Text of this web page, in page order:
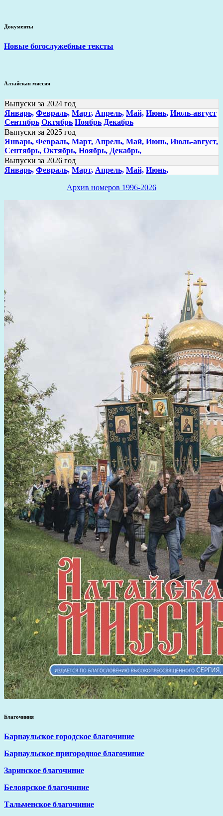
Документы
Новые богослужебные тексты
Алтайская миссия
Выпуски за 2024 год
Январь, Февраль, Март, Апрель, Май, Июнь, Июль-август
Сентябрь Октябрь Ноябрь Декабрь
Выпуски за 2025 год
Январь, Февраль, Март, Апрель, Май, Июнь, Июль-август,
Сентябрь, Октябрь, Ноябрь, Декабрь,
Выпуски за 2026 год
Январь, Февраль, Март, Апрель, Май, Июнь,
Архив номеров 1996-2026
Благочиния
Барнаульское городское благочиние
Барнаульское пригородное благочиние
Заринское благочиние
Белоярское благочиние
Тальменское благочиние